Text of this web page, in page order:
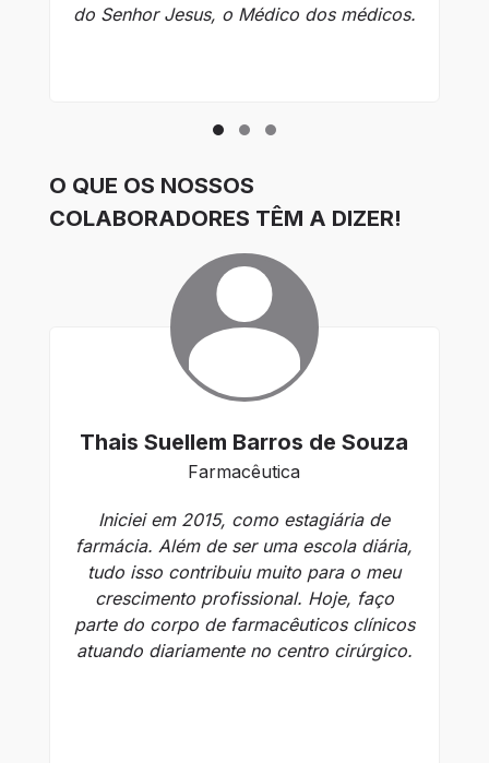
do Senhor Jesus, o Médico dos médicos.
O QUE OS NOSSOS
COLABORADORES TÊM A DIZER!
Thais Suellem Barros de Souza
Farmacêutica
Iniciei em 2015, como estagiária de
farmácia. Além de ser uma escola diária,
tudo isso contribuiu muito para o meu
crescimento profissional. Hoje, faço
parte do corpo de farmacêuticos clínicos
atuando diariamente no centro cirúrgico.